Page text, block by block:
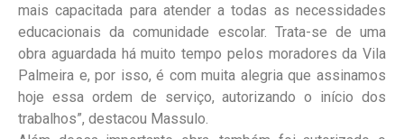
mais capacitada para atender a todas as necessidades
educacionais da comunidade escolar. Trata-se de uma
obra aguardada há muito tempo pelos moradores da Vila
Palmeira e, por isso, é com muita alegria que assinamos
hoje essa ordem de serviço, autorizando o início dos
trabalhos”, destacou Massulo.